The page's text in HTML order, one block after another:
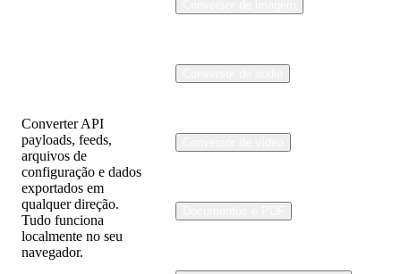
Converter API
payloads, feeds,
arquivos de
configuração e dados
exportados em
qualquer direção.
Tudo funciona
localmente no seu
navegador.